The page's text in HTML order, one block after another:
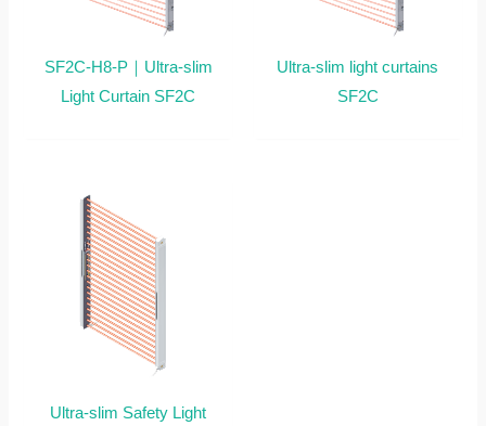
SF2C-H8-P｜Ultra-slim
Light Curtain SF2C
Ultra-slim light curtains
SF2C
Ultra-slim Safety Light